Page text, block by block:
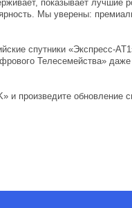
показывает лучшие
Мы уверены:
спутники «Экспресс-
Телесемейства»
и произведите обновление